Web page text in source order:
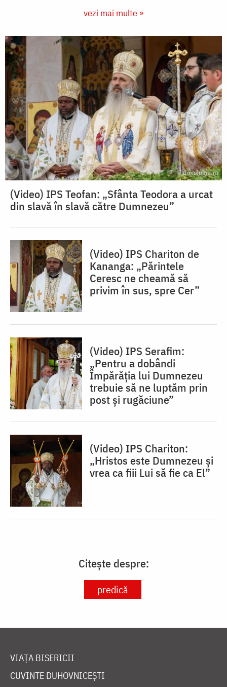
vezi mai multe »
(Video) IPS Teofan: „Sfânta Teodora a urcat
din slavă în slavă către Dumnezeu”
(Video) IPS Chariton de
Kananga: „Părintele
Ceresc ne cheamă să
privim în sus, spre Cer”
(Video) IPS Serafim:
„Pentru a dobândi
Împărăția lui Dumnezeu
trebuie să ne luptăm prin
post și rugăciune”
(Video) IPS Chariton:
„Hristos este Dumnezeu și
vrea ca fiii Lui să fie ca El”
Citește despre:
predică
VIAȚA BISERICII
CUVINTE DUHOVNICEȘTI